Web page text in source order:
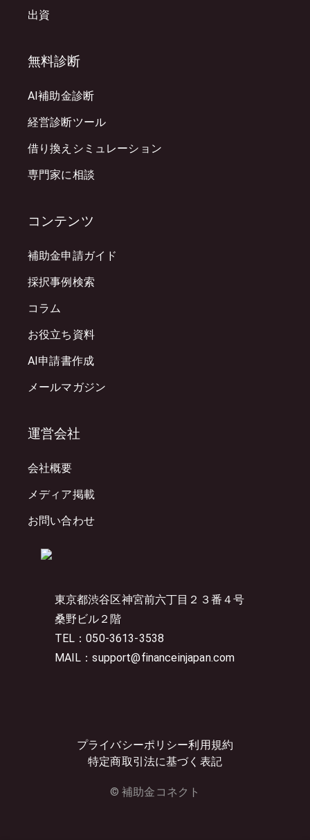
東京都渋谷区神宮前六丁目２３番４号
桑野ビル２階
TEL：050-3613-3538
MAIL：support@financeinjapan.com
プライバシーポリシー利用規約
特定商取引法に基づく表記
© 補助金コネクト
出資
無料診断
AI補助金診断
経営診断ツール
借り換えシミュレーション
専門家に相談
コンテンツ
補助金申請ガイド
採択事例検索
コラム
お役立ち資料
AI申請書作成
メールマガジン
運営会社
会社概要
メディア掲載
お問い合わせ